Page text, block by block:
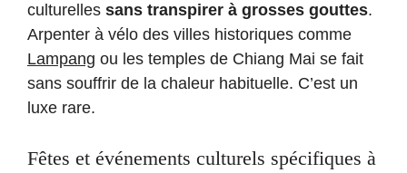
culturelles sans transpirer à grosses gouttes.
Arpenter à vélo des villes historiques comme
Lampang ou les temples de Chiang Mai se fait
sans souffrir de la chaleur habituelle. C’est un
luxe rare.
Fêtes et événements culturels spécifiques à